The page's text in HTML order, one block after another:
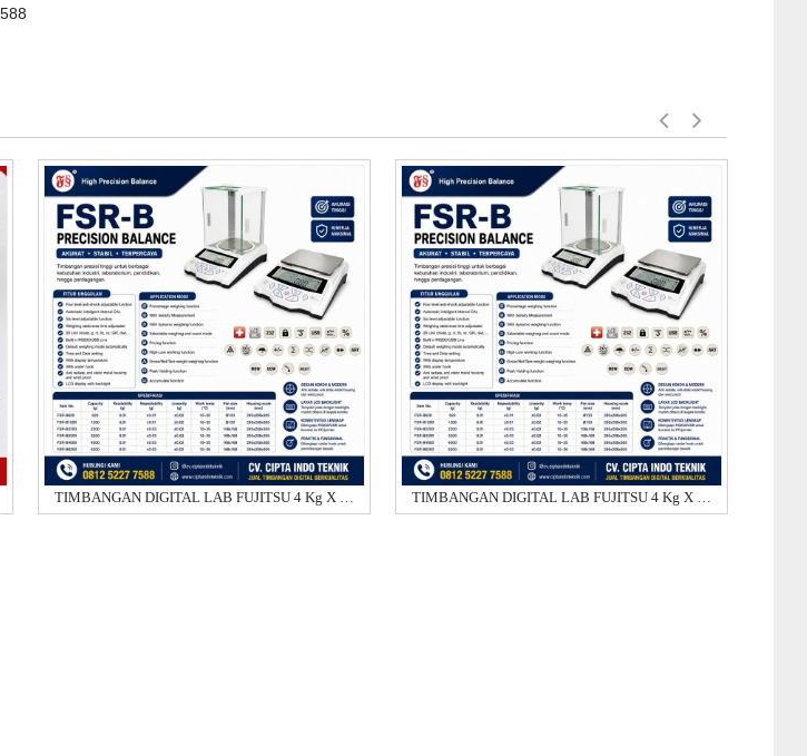
TIMBANGAN DIGITAL LAB FUJITSU 4 Kg X 0.01 GRAM FSR -B 4000 TIMBANGAN DIGITAL LAB FUJITSU 4 Kg X 0.01 GRAM FSR - B 4000